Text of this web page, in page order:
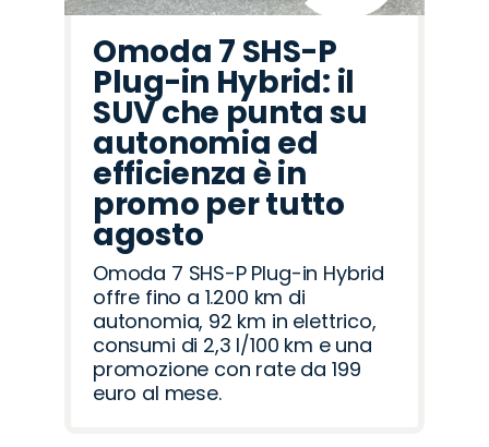
Omoda 7 SHS-P
Plug-in Hybrid: il
SUV che punta su
autonomia ed
efficienza è in
promo per tutto
agosto
Omoda 7 SHS-P Plug-in Hybrid
offre fino a 1.200 km di
autonomia, 92 km in elettrico,
consumi di 2,3 l/100 km e una
promozione con rate da 199
euro al mese.